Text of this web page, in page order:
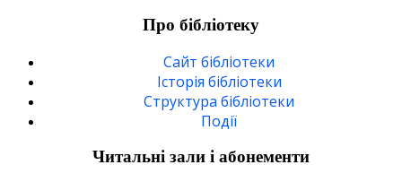
Про бібліотеку
Сайт бібліотеки
Історія бібліотеки
Структура бібліотеки
Події
Читальні зали і абонементи